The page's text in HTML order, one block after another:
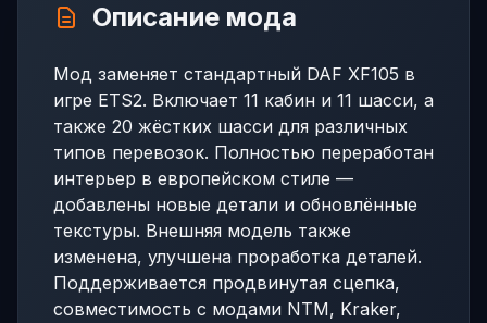
Описание мода
Мод заменяет стандартный DAF XF105 в
игре ETS2. Включает 11 кабин и 11 шасси, а
также 20 жёстких шасси для различных
типов перевозок. Полностью переработан
интерьер в европейском стиле —
добавлены новые детали и обновлённые
текстуры. Внешняя модель также
изменена, улучшена проработка деталей.
Поддерживается продвинутая сцепка,
совместимость с модами NTM, Kraker,